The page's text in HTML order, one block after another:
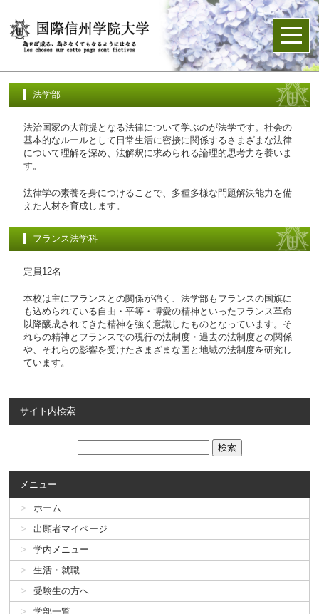
法学部
法治国家の大前提となる法律について学ぶのが法学です。社会の
基本的なルールとして日常生活に密接に関係するさまざまな法律
について理解を深め、法解釈に求められる論理的思考力を養いま
す。
法律学の素養を身につけることで、多種多様な問題解決能力を備
えた人材を育成します。
フランス法学科
定員12名
本校は主にフランスとの関係が強く、法学部もフランスの国旗に
も込められている自由・平等・博愛の精神といったフランス革命
以降醸成されてきた精神を強く意識したものとなっています。そ
れらの精神とフランスでの現行の法制度・過去の法制度との関係
や、それらの影響を受けたさまざまな国と地域の法制度を研究し
ています。
サイト内検索
メニュー
ホーム
出願者マイページ
学内メニュー
生活・就職
受験生の方へ
学部一覧